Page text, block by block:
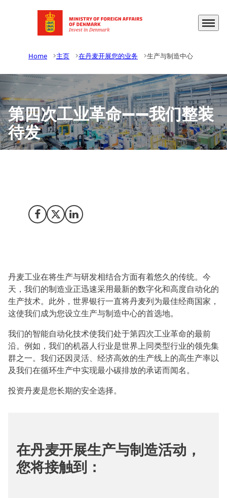
Go to frontpage Menu
Home 主页 在丹麦开展您的业务 生产与制造中心
第四次工业革命——我们整装
待发
Share on Facebook
Share on X (Twitter)
Share on LinkedIn
丹麦工业在将生产与研发相结合方面有着悠久的传统。今
天，我们的制造业正迅速采用最新的数字化和高度自动化的
生产技术。此外，世界银行一直将丹麦列为最佳经商国家，
这使我们成为您设立生产与制造中心的首选地。
我们的智能自动化技术使我们处于第四次工业革命的最前
沿。例如，我们的机器人行业是世界上同类型行业的领先集
群之一。我们还因灵活、经济高效的生产线上的高生产率以
及我们在循环生产中实现最小碳排放的承诺而闻名。
投资丹麦是您长期的安全选择。
在丹麦开展生产与制造活动，
您将接触到：